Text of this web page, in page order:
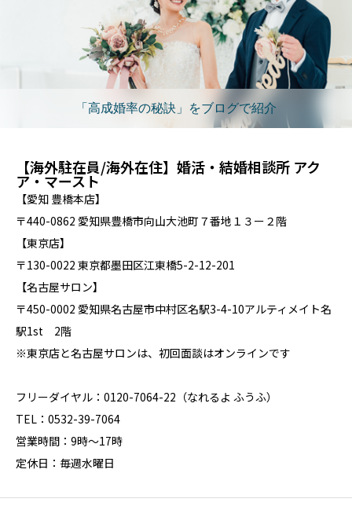
「高成婚率の秘訣」をブログで紹介
【海外駐在員/海外在住】婚活・結婚相談所 アク
ア・マースト
【愛知 豊橋本店】
〒440-0862 愛知県豊橋市向山大池町７番地１３ー２階
【東京店】
〒130-0022 東京都墨田区江東橋5-2-12-201
【名古屋サロン】
〒450-0002 愛知県名古屋市中村区名駅3-4-10アルティメイト名
駅1st 2階
※東京店と名古屋サロンは、初回面談はオンラインです
フリーダイヤル：0120-7064-22（なれるよ ふうふ）
TEL：0532-39-7064
営業時間：9時～17時
定休日：毎週水曜日